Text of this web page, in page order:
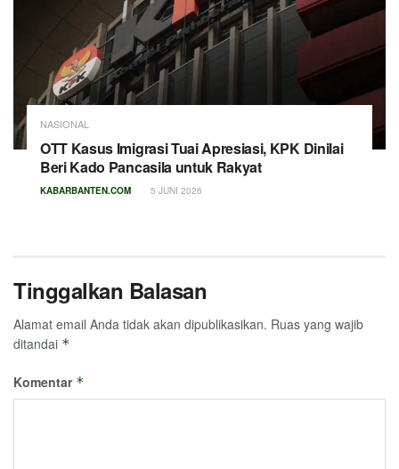
NASIONAL
OTT Kasus Imigrasi Tuai Apresiasi, KPK Dinilai
Beri Kado Pancasila untuk Rakyat
KABARBANTEN.COM 5 JUNI 2026
Tinggalkan Balasan
Alamat email Anda tidak akan dipublikasikan. Ruas yang wajib
ditandai *
Komentar *